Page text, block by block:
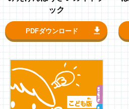
ック
PDFダウンロード